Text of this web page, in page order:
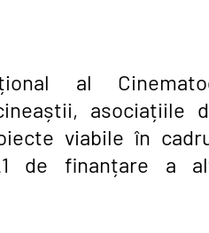
al
asociațiile
viabile în
de finanțare a